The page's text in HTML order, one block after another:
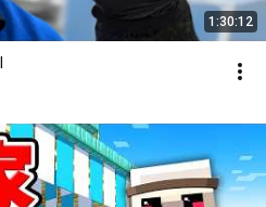
1:30:12